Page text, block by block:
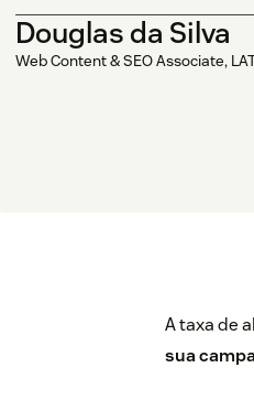
Douglas da Silva
Web Content & SEO Associate,
A taxa de
sua